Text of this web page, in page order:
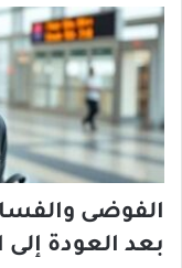
الفوضى
بعد العودة إلى